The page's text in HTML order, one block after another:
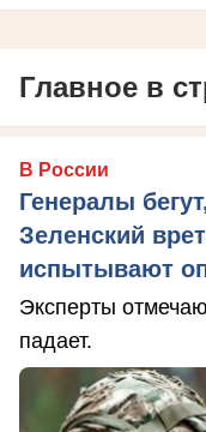
Главное в
В России
Генералы
Зеленский
испытывают
Эксперты
падает.